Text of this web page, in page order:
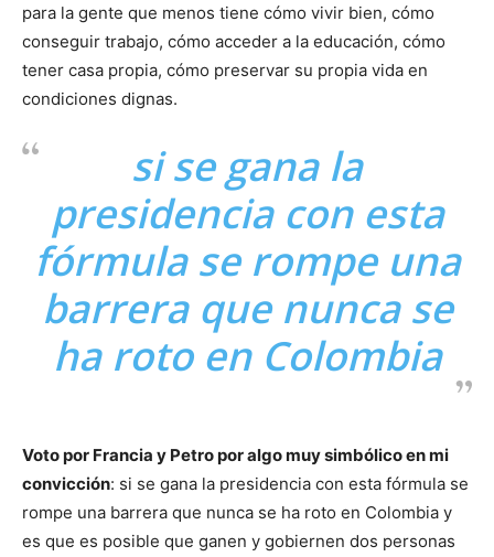
para la gente que menos tiene cómo vivir bien, cómo
conseguir trabajo, cómo acceder a la educación, cómo
tener casa propia, cómo preservar su propia vida en
condiciones dignas.
si se gana la
presidencia con esta
fórmula se rompe una
barrera que nunca se
ha roto en Colombia
Voto por Francia y Petro por algo muy simbólico en mi
convicción: si se gana la presidencia con esta fórmula se
rompe una barrera que nunca se ha roto en Colombia y
es que es posible que ganen y gobiernen dos personas